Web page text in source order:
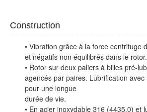
Construction
• Vibration grâce à la force centrifuge
et négatifs non équilibrés dans le rotor.
• Rotor sur deux paliers à billes pré-
agencés par paires. Lubrification
pour une longue
durée de vie.
• En acier inoxydable 316 (4435.0) et